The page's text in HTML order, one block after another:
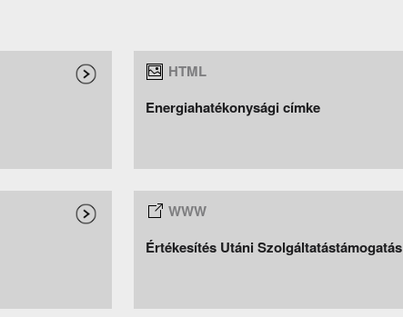
Energiahatékonysági címke
Értékesítés Utáni Szolgáltatástámogatás